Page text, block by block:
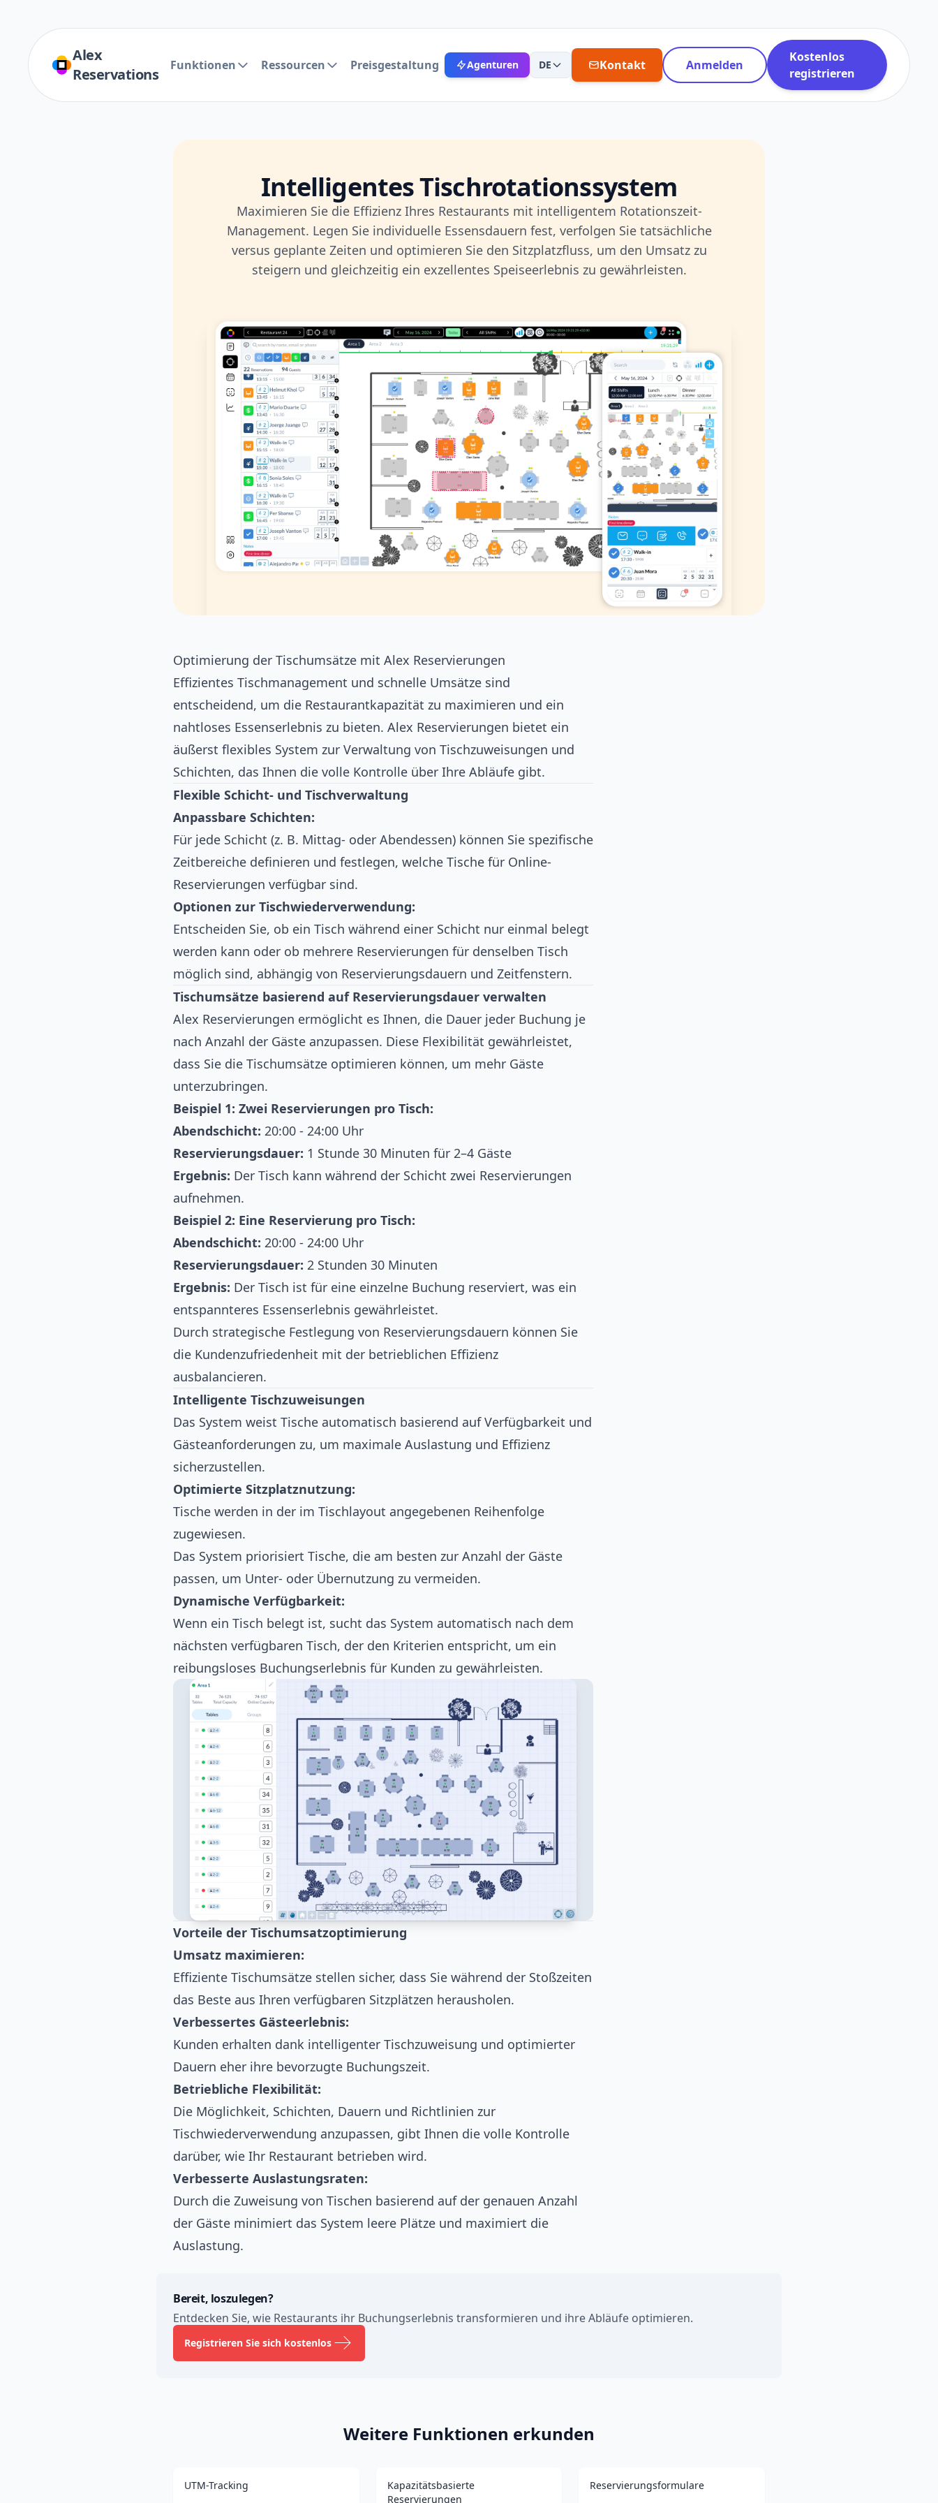
Alex
Reservations
Funktionen Ressourcen Preisgestaltung Agenturen DE Kontakt Anmelden
Kostenlos
registrieren
Intelligentes Tischrotationssystem
Maximieren Sie die Effizienz Ihres Restaurants mit intelligentem Rotationszeit-
Management. Legen Sie individuelle Essensdauern fest, verfolgen Sie tatsächliche
versus geplante Zeiten und optimieren Sie den Sitzplatzfluss, um den Umsatz zu
steigern und gleichzeitig ein exzellentes Speiseerlebnis zu gewährleisten.
Optimierung der Tischumsätze mit Alex Reservierungen
Effizientes Tischmanagement und schnelle Umsätze sind
entscheidend, um die Restaurantkapazität zu maximieren und ein
nahtloses Essenserlebnis zu bieten. Alex Reservierungen bietet ein
äußerst flexibles System zur Verwaltung von Tischzuweisungen und
Schichten, das Ihnen die volle Kontrolle über Ihre Abläufe gibt.
Flexible Schicht- und Tischverwaltung
Anpassbare Schichten:
Für jede Schicht (z. B. Mittag- oder Abendessen) können Sie spezifische
Zeitbereiche definieren und festlegen, welche Tische für Online-
Reservierungen verfügbar sind.
Optionen zur Tischwiederverwendung:
Entscheiden Sie, ob ein Tisch während einer Schicht nur einmal belegt
werden kann oder ob mehrere Reservierungen für denselben Tisch
möglich sind, abhängig von Reservierungsdauern und Zeitfenstern.
Tischumsätze basierend auf Reservierungsdauer verwalten
Alex Reservierungen ermöglicht es Ihnen, die Dauer jeder Buchung je
nach Anzahl der Gäste anzupassen. Diese Flexibilität gewährleistet,
dass Sie die Tischumsätze optimieren können, um mehr Gäste
unterzubringen.
Beispiel 1: Zwei Reservierungen pro Tisch:
Abendschicht: 20:00 - 24:00 Uhr
Reservierungsdauer: 1 Stunde 30 Minuten für 2–4 Gäste
Ergebnis: Der Tisch kann während der Schicht zwei Reservierungen
aufnehmen.
Beispiel 2: Eine Reservierung pro Tisch:
Abendschicht: 20:00 - 24:00 Uhr
Reservierungsdauer: 2 Stunden 30 Minuten
Ergebnis: Der Tisch ist für eine einzelne Buchung reserviert, was ein
entspannteres Essenserlebnis gewährleistet.
Durch strategische Festlegung von Reservierungsdauern können Sie
die Kundenzufriedenheit mit der betrieblichen Effizienz
ausbalancieren.
Intelligente Tischzuweisungen
Das System weist Tische automatisch basierend auf Verfügbarkeit und
Gästeanforderungen zu, um maximale Auslastung und Effizienz
sicherzustellen.
Optimierte Sitzplatznutzung:
Tische werden in der im Tischlayout angegebenen Reihenfolge
zugewiesen.
Das System priorisiert Tische, die am besten zur Anzahl der Gäste
passen, um Unter- oder Übernutzung zu vermeiden.
Dynamische Verfügbarkeit:
Wenn ein Tisch belegt ist, sucht das System automatisch nach dem
nächsten verfügbaren Tisch, der den Kriterien entspricht, um ein
reibungsloses Buchungserlebnis für Kunden zu gewährleisten.
Vorteile der Tischumsatzoptimierung
Umsatz maximieren:
Effiziente Tischumsätze stellen sicher, dass Sie während der Stoßzeiten
das Beste aus Ihren verfügbaren Sitzplätzen herausholen.
Verbessertes Gästeerlebnis:
Kunden erhalten dank intelligenter Tischzuweisung und optimierter
Dauern eher ihre bevorzugte Buchungszeit.
Betriebliche Flexibilität:
Die Möglichkeit, Schichten, Dauern und Richtlinien zur
Tischwiederverwendung anzupassen, gibt Ihnen die volle Kontrolle
darüber, wie Ihr Restaurant betrieben wird.
Verbesserte Auslastungsraten:
Durch die Zuweisung von Tischen basierend auf der genauen Anzahl
der Gäste minimiert das System leere Plätze und maximiert die
Auslastung.
Bereit, loszulegen?
Entdecken Sie, wie Restaurants ihr Buchungserlebnis transformieren und ihre Abläufe optimieren.
Registrieren Sie sich kostenlos
Weitere Funktionen erkunden
UTM-Tracking
Kapazitätsbasierte
Reservierungen
Reservierungsformulare